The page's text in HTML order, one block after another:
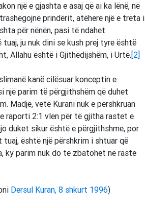
një e gjashta e asaj që ai ka lënë, në
prindërit, atëherë një e treta i
për nënën, pasi të ndahet
ju nuk dini se kush prej tyre është
Allahu është i Gjithëdijshëm, i Urtë.[2]
kanë cilësuar konceptin e
një parim të përgjithshëm që duhet
Madje, vetë Kurani nuk e përshkruan
raporti 2:1 vlen për të gjitha rastet e
duket sikur është e përgjithshme, por
është një përshkrim i shtuar që
ky parim nuk do të zbatohet në raste
Dersul Kuran, 8 shkurt 1996)